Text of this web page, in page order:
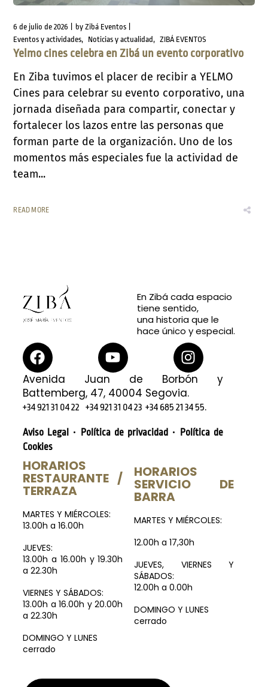
6 de julio de 2026 byZibá Eventos
Eventos y actividades
Noticias y actualidad ZIBÁ EVENTOS
Yelmo cines celebra en Zibá un evento corporativo
En Ziba tuvimos el placer de recibir a YELMO
Cines para celebrar su evento corporativo, una
jornada diseñada para compartir, conectar y
fortalecer los lazos entre las personas que
forman parte de la organización. Uno de los
momentos más especiales fue la actividad de
team...
READ MORE
En Zibá cada espacio
tiene sentido,
una historia que le
hace único y especial.
Avenida Juan de Borbón y
Battemberg, 47, 40004 Segovia.
+34 921 31 04 22 +34 921 31 04 23 +34 685 21 34 55.
Aviso Legal · Política de privacidad ·
Política de
Cookies
HORARIOS
RESTAURANTE /
TERRAZA
MARTES Y MIÉRCOLES:
13.00h a 16.00h
JUEVES:
13.00h a 16.00h y 19.30h
a 22.30h
VIERNES Y SÁBADOS:
13.00h a 16.00h y 20.00h
a 22.30h
DOMINGO Y LUNES
cerrado
HORARIOS
SERVICIO DE
BARRA
MARTES Y MIÉRCOLES:
12.00h a 17,30h
JUEVES, VIERNES Y
SÁBADOS:
12.00h a 0.00h
DOMINGO Y LUNES
cerrado